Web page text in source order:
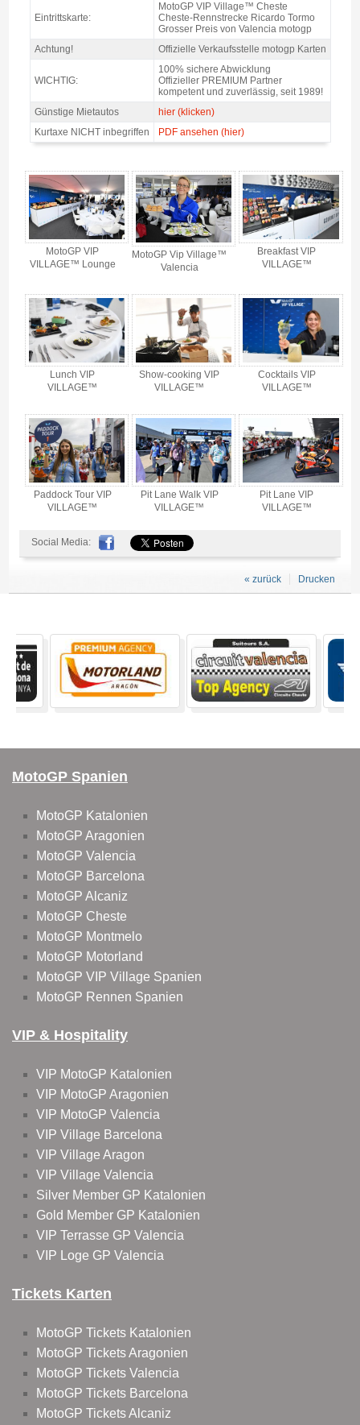
MotoGP VIP VILLAGE™ Cheste 2 T. Sa+So, GP Valencia 2026 - Produkt-
Übersicht
Eintrittskarte:
MotoGP VIP Village™ Cheste
Cheste-Rennstrecke Ricardo Tormo
Grosser Preis von Valencia motogp
Achtung!
Offizielle Verkaufsstelle motogp Karten
WICHTIG:
100% sichere Abwicklung
Offizieller PREMIUM Partner
kompetent und zuverlässig, seit 1989!
Günstige Mietautos
hier (klicken)
Kurtaxe NICHT inbegriffen
PDF ansehen (hier)
MotoGP VIP
VILLAGE™ Lounge
MotoGP Vip Village™
Valencia
Breakfast VIP
VILLAGE™
Lunch VIP
VILLAGE™
Show-cooking VIP
VILLAGE™
Cocktails VIP
VILLAGE™
Paddock Tour VIP
VILLAGE™
Pit Lane Walk VIP
VILLAGE™
Pit Lane VIP
VILLAGE™
Social Media:
Drucken
« zurück
MotoGP Spanien
MotoGP Katalonien
MotoGP Aragonien
MotoGP Valencia
MotoGP Barcelona
MotoGP Alcaniz
MotoGP Cheste
MotoGP Montmelo
MotoGP Motorland
MotoGP VIP Village Spanien
MotoGP Rennen Spanien
VIP & Hospitality
VIP MotoGP Katalonien
VIP MotoGP Aragonien
VIP MotoGP Valencia
VIP Village Barcelona
VIP Village Aragon
VIP Village Valencia
Silver Member GP Katalonien
Gold Member GP Katalonien
VIP Terrasse GP Valencia
VIP Loge GP Valencia
Tickets Karten
MotoGP Tickets Katalonien
MotoGP Tickets Aragonien
MotoGP Tickets Valencia
MotoGP Tickets Barcelona
MotoGP Tickets Alcaniz